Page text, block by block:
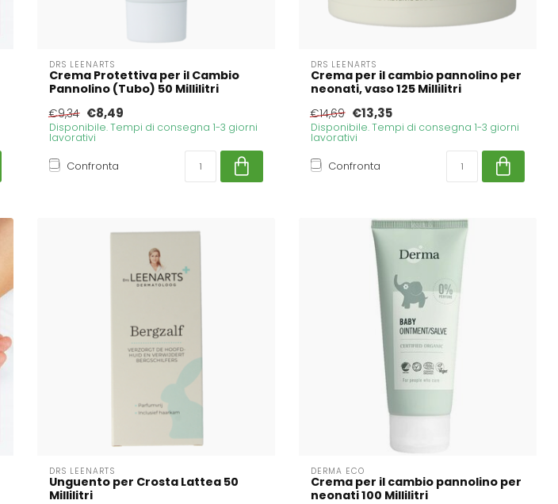
DRS LEENARTS
Crema Protettiva per il Cambio
Pannolino (Tubo) 50 Millilitri
€9,34 €8,49
Disponibile. Tempi di consegna 1-3 giorni
lavorativi
Confronta
DRS LEENARTS
Crema per il cambio pannolino per
neonati, vaso 125 Millilitri
€14,69 €13,35
Disponibile. Tempi di consegna 1-3 giorni
lavorativi
Confronta
DRS LEENARTS
Unguento per Crosta Lattea 50
Millilitri
DERMA ECO
Crema per il cambio pannolino per
neonati 100 Millilitri